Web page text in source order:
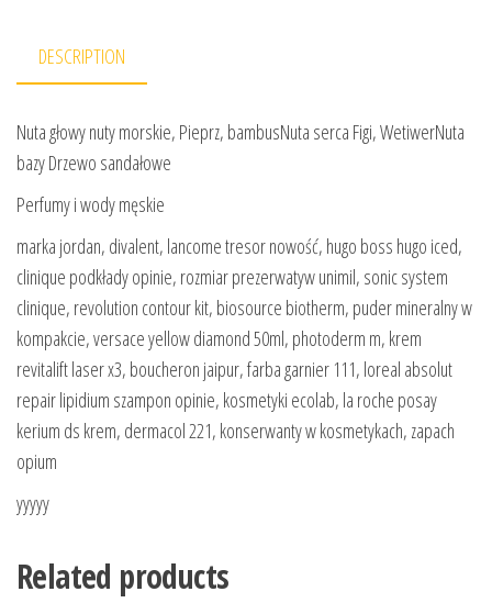
DESCRIPTION
Nuta głowy nuty morskie, Pieprz, bambusNuta serca Figi, WetiwerNuta
bazy Drzewo sandałowe
Perfumy i wody męskie
marka jordan, divalent, lancome tresor nowość, hugo boss hugo iced,
clinique podkłady opinie, rozmiar prezerwatyw unimil, sonic system
clinique, revolution contour kit, biosource biotherm, puder mineralny w
kompakcie, versace yellow diamond 50ml, photoderm m, krem
revitalift laser x3, boucheron jaipur, farba garnier 111, loreal absolut
repair lipidium szampon opinie, kosmetyki ecolab, la roche posay
kerium ds krem, dermacol 221, konserwanty w kosmetykach, zapach
opium
yyyyy
Related products